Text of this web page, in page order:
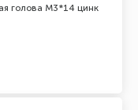
голова М3*14 цинк